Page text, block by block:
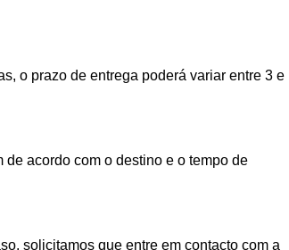
o prazo de entrega poderá variar entre 3 e
acordo com o destino e o tempo de
solicitamos que entre em contacto com a